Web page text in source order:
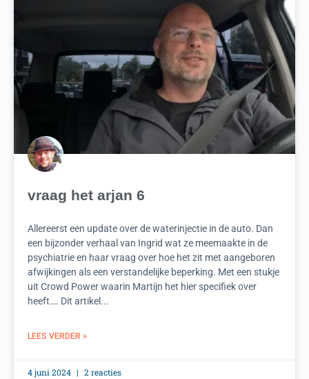
vraag het arjan 6
Allereerst een update over de waterinjectie in de auto. Dan
een bijzonder verhaal van Ingrid wat ze meemaakte in de
psychiatrie en haar vraag over hoe het zit met aangeboren
afwijkingen als een verstandelijke beperking. Met een stukje
uit Crowd Power waarin Martijn het hier specifiek over
heeft…. Dit artikel...
LEES VERDER »
4 juni 2024 2 reacties